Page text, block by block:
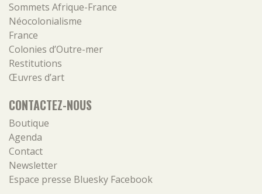
Sommets Afrique-France
Néocolonialisme
France
Colonies d’Outre-mer
Restitutions
Œuvres d’art
CONTACTEZ-NOUS
Boutique
Agenda
Contact
Newsletter
Espace presse Bluesky Facebook